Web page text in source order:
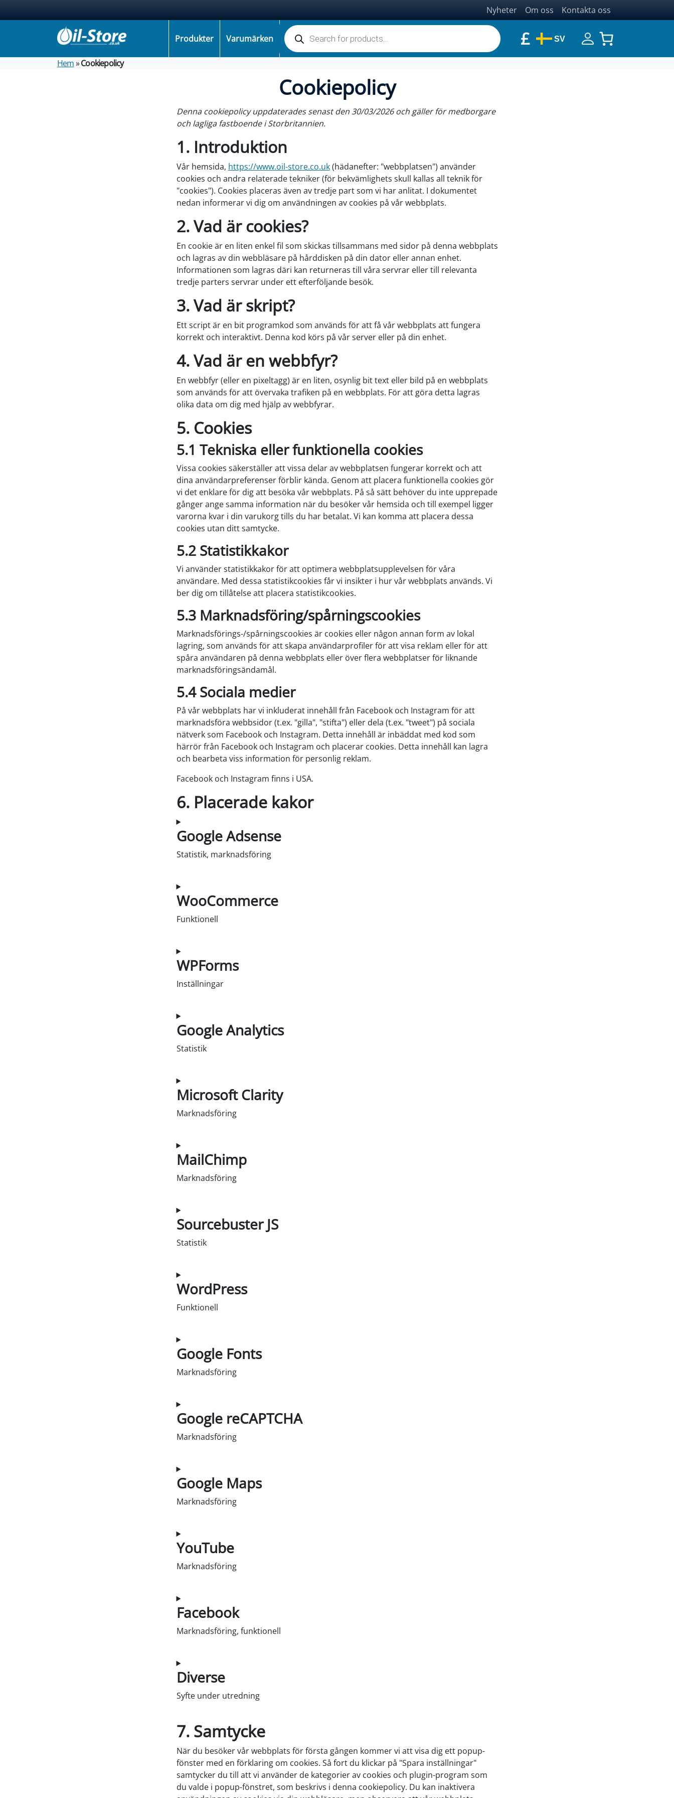
Produkter Varumärken £ SV
Sök efter produkter
Hem»Cookiepolicy
Cookiepolicy
Nyheter Om oss Kontakta oss
Denna cookiepolicy uppdaterades senast den 30/03/2026 och gäller för medborgare
och lagliga fastboende i Storbritannien.
1. Introduktion
Vår hemsida, https://www.oil-store.co.uk(hädanefter: "webbplatsen") använder
cookies och andra relaterade tekniker (för bekvämlighets skull kallas all teknik för
"cookies"). Cookies placeras även av tredje part som vi har anlitat. I dokumentet
nedan informerar vi dig om användningen av cookies på vår webbplats.
2. Vad är cookies?
En cookie är en liten enkel fil som skickas tillsammans med sidor på denna webbplats
och lagras av din webbläsare på hårddisken på din dator eller annan enhet.
Informationen som lagras däri kan returneras till våra servrar eller till relevanta
tredje parters servrar under ett efterföljande besök.
3. Vad är skript?
Ett script är en bit programkod som används för att få vår webbplats att fungera
korrekt och interaktivt. Denna kod körs på vår server eller på din enhet.
4. Vad är en webbfyr?
En webbfyr (eller en pixeltagg) är en liten, osynlig bit text eller bild på en webbplats
som används för att övervaka trafiken på en webbplats. För att göra detta lagras
olika data om dig med hjälp av webbfyrar.
5. Cookies
5.1 Tekniska eller funktionella cookies
Vissa cookies säkerställer att vissa delar av webbplatsen fungerar korrekt och att
dina användarpreferenser förblir kända. Genom att placera funktionella cookies gör
vi det enklare för dig att besöka vår webbplats. På så sätt behöver du inte upprepade
gånger ange samma information när du besöker vår hemsida och till exempel ligger
varorna kvar i din varukorg tills du har betalat. Vi kan komma att placera dessa
cookies utan ditt samtycke.
5.2 Statistikkakor
Vi använder statistikkakor för att optimera webbplatsupplevelsen för våra
användare. Med dessa statistikcookies får vi insikter i hur vår webbplats används. Vi
ber dig om tillåtelse att placera statistikcookies.
5.3 Marknadsföring/spårningscookies
Marknadsförings-/spårningscookies är cookies eller någon annan form av lokal
lagring, som används för att skapa användarprofiler för att visa reklam eller för att
spåra användaren på denna webbplats eller över flera webbplatser för liknande
marknadsföringsändamål.
5.4 Sociala medier
På vår webbplats har vi inkluderat innehåll från Facebook och Instagram för att
marknadsföra webbsidor (t.ex. "gilla", "stifta") eller dela (t.ex. "tweet") på sociala
nätverk som Facebook och Instagram. Detta innehåll är inbäddat med kod som
härrör från Facebook och Instagram och placerar cookies. Detta innehåll kan lagra
och bearbeta viss information för personlig reklam.
Facebook och Instagram finns i USA.
6. Placerade kakor
Google Adsense
Statistik, marknadsföring
Samtycke till tjänsten google-adsense
WooCommerce
Funktionell
Samtycke till tjänsten woocommerce
WPForms
Inställningar
Samtycke till tjänsten wpforms
Google Analytics
Statistik
Samtycke till tjänsten google-analytics
Microsoft Clarity
Marknadsföring
Samtycke till tjänsten microsoft-clarity
MailChimp
Marknadsföring
Samtycke till service mailchimp
Sourcebuster JS
Statistik
Samtycke till tjänsten sourcebuster-js
WordPress
Funktionell
Samtycke till service wordpress
Google Fonts
Marknadsföring
Samtycke till tjänsten google-fonts
Google reCAPTCHA
Marknadsföring
Samtycke till tjänsten google-recaptcha
Google Maps
Marknadsföring
Samtycke till service google-maps
YouTube
Marknadsföring
Samtycke till tjänsten youtube
Facebook
Marknadsföring, funktionell
Samtycke till service facebook
Diverse
Syfte under utredning
Samtycke till diverse service
7. Samtycke
När du besöker vår webbplats för första gången kommer vi att visa dig ett popup-
fönster med en förklaring om cookies. Så fort du klickar på "Spara inställningar"
samtycker du till att vi använder de kategorier av cookies och plugin-program som
du valde i popup-fönstret, som beskrivs i denna cookiepolicy. Du kan inaktivera